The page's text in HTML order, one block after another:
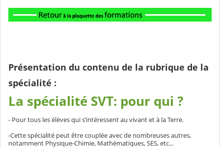
Présentation du contenu de la rubrique de la
spécialité :
La spécialité SVT: pour qui ?
- Pour tous les élèves qui s’intéressent au vivant et à la Terre.
-Cette spécialité peut être couplée avec de nombreuses autres,
notamment Physique-Chimie, Mathématiques, SES, etc...